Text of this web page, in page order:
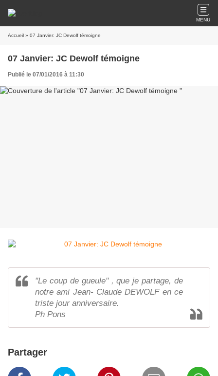
MENU
Accueil » 07 Janvier: JC Dewolf témoigne
07 Janvier: JC Dewolf témoigne
Publié le 07/01/2016 à 11:30
"Le coup de gueule" , que je partage, de
notre ami Jean- Claude DEWOLF en ce
triste jour anniversaire.
Ph Pons
Partager